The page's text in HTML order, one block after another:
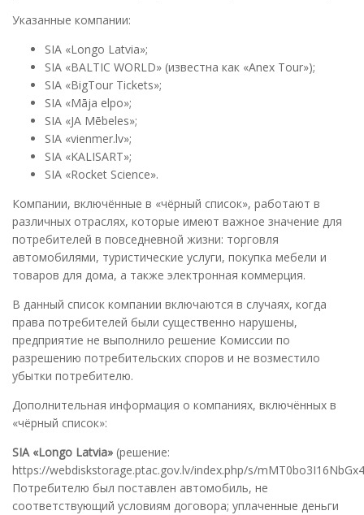
Указанные компании:
SIA «Longo Latvia»;
SIA «BALTIC WORLD» (известна как «Anex Tour»);
SIA «BigTour Tickets»;
SIA «Māja elpo»;
SIA «JA Mēbeles»;
SIA «vienmer.lv»;
SIA «KALISART»;
SIA «Rocket Science».
Компании, включённые в «чёрный список», работают в
различных отраслях, которые имеют важное значение для
потребителей в повседневной жизни: торговля
автомобилями, туристические услуги, покупка мебели и
товаров для дома, а также электронная коммерция.
В данный список компании включаются в случаях, когда
права потребителей были существенно нарушены,
предприятие не выполнило решение Комиссии по
разрешению потребительских споров и не возместило
убытки потребителю.
Дополнительная информация о компаниях, включённых в
«чёрный список»:
SIA «Longo Latvia» (решение:
https://webdiskstorage.ptac.gov.lv/index.php/s/
Потребителю был поставлен автомобиль, не
соответствующий условиям договора; уплаченные деньги